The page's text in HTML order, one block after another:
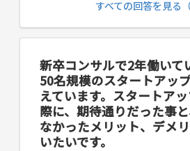
すべての回答を見る（
新卒コンサルで2年働いて
50名規模のスタートアッ
えています。スタートア
際に、期待通りだった事
なかったメリット、デメ
いたいです。